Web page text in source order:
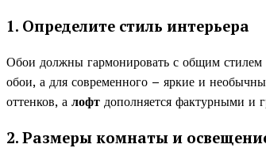
1. Определите стиль интерьера
Обои должны гармонировать с общим стилем
обои, а для современного – яркие и
оттенков, а лофт дополняется фактурными и
2. Размеры комнаты и